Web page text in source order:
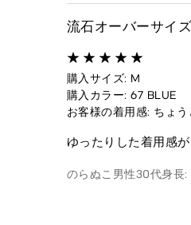
流石オーバーサイズ
購入サイズ: M
購入カラー: 67 BLUE
お客様の着用感: ちょ
ゆったりした着用感
のらぬこ 男性30代身長: